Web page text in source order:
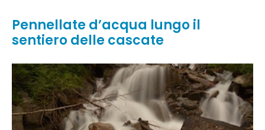
Pennellate d’acqua lungo il
sentiero delle cascate